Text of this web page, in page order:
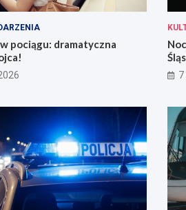
pociągu: dramatyczna